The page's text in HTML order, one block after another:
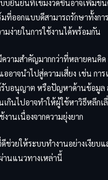
บบยืนยันที่เข้มงวดขึ้นอาจเพิ่มขั้
ออกแบบดีสามารถรักษาทั้งการ
มง่ายในการใช้งานได้พร้อมกัน
วามสำคัญมากกว่าที่หลายคนคิด
อาจนำไปสู่ความเสี่ยง เช่น การ
รับอนุญาต หรือปัญหาด้านข้อมูล
กินไปอาจทำให้ผู้ใช้หาวิธีหลีกเ
านเนื่องจากความยุ่งยาก
ช่วยให้ระบบทำงานอย่างเงียบแ
นแนวทางเหล่านี้